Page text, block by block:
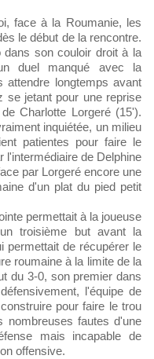
face à la Roumanie, les
le début de la rencontre.
dans son couloir droit à la
duel manqué avec la
attendre longtemps avant
se jetant pour une reprise
Charlotte Lorgeré (15').
inquiétée, un milieu
patientes pour faire le
l'intermédiaire de Delphine
par Lorgeré encore une
d'un plat du pied petit
permettait à la joueuse
troisième but avant la
permettait de récupérer le
roumaine à la limite de la
du 3-0, son premier dans
l'équipe de
pour faire le trou
nombreuses fautes d'une
mais incapable de
offensive.